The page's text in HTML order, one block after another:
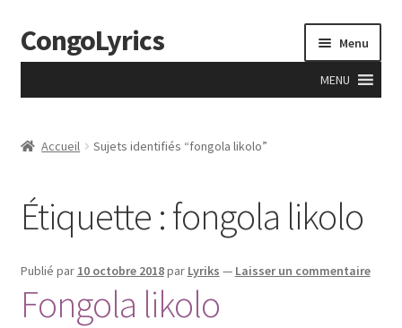
Aller
à
navigation
Aller
au
CongoLyrics Menu
MENU
Accueil
Anciens
Apprentissage
Accueil Sujets identifiés “fongola likolo”
Étiquette : fongola likolo
Publié par 10 octobre 2018par Lyriks — Laisser un commentaire
Fongola likolo